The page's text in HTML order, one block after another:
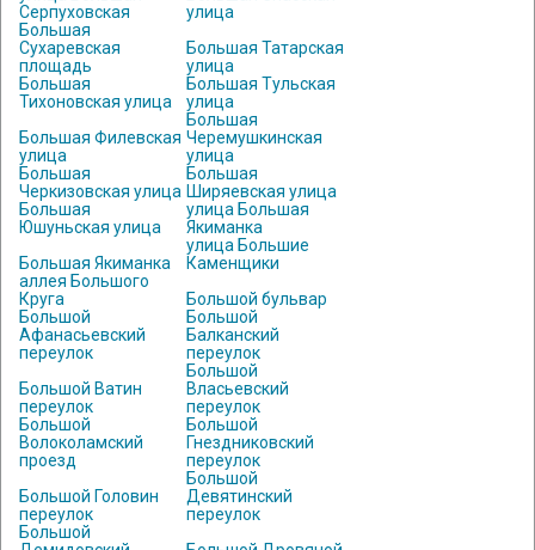
Серпуховская
улица
Большая
Сухаревская
площадь
Большая Татарская
улица
Большая
Тихоновская улица
Большая Тульская
улица
Большая Филевская
улица
Большая
Черемушкинская
улица
Большая
Черкизовская улица
Большая
Ширяевская улица
Большая
Юшуньская улица
улица Большая
Якиманка
Большая Якиманка
улица Большие
Каменщики
аллея Большого
Круга
Большой бульвар
Большой
Афанасьевский
переулок
Большой
Балканский
переулок
Большой Ватин
переулок
Большой
Власьевский
переулок
Большой
Волоколамский
проезд
Большой
Гнездниковский
переулок
Большой Головин
переулок
Большой
Девятинский
переулок
Большой